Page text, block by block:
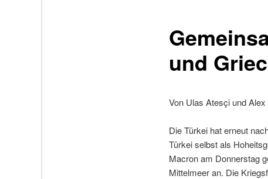
und
Von Ulas Atesçi und
Die Türkei hat erneut
Türkei selbst als
Macron am Donnerstag
Mittelmeer an. Die